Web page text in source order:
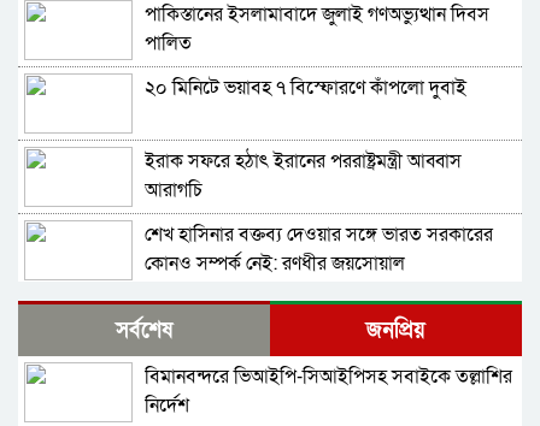
পাকিস্তানের ইসলামাবাদে জুলাই গণঅভ্যুত্থান দিবস
পালিত
২০ মিনিটে ভয়াবহ ৭ বিস্ফোরণে কাঁপলো দুবাই
ইরাক সফরে হঠাৎ ইরানের পররাষ্ট্রমন্ত্রী আব্বাস
আরাগচি
শেখ হাসিনার বক্তব্য দেওয়ার সঙ্গে ভারত সরকারের
কোনও সম্পর্ক নেই: রণধীর জয়সোয়াল
ভারত সীমান্তে ২৫০টি অত্যাধুনিক চীনা যুদ্ধযান
মোতায়েন করলো পাকিস্তান
শ্রীলঙ্কার কারাগারে আবার দাঙ্গা, পরিস্থিতিতে নিয়ন্ত্রণে
সেনা মোতায়েন
সর্বশেষ জনপ্রিয়
বিমানবন্দরে ভিআইপি-সিআইপিসহ সবাইকে তল্লাশির
নির্দেশ